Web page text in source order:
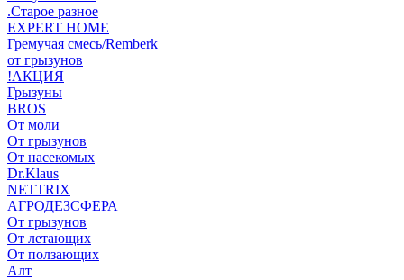
.Старое разное
EXPERT HOME
Гремучая смесь/Remberk
от грызунов
!АКЦИЯ
Грызуны
BROS
От моли
От грызунов
От насекомых
Dr.Klaus
NETTRIX
АГРОДЕЗСФЕРА
От грызунов
От летающих
От ползающих
Алт